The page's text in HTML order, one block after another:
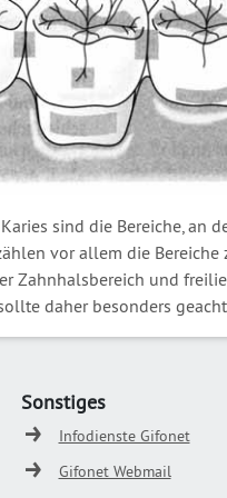
sind die Bereiche, an
vor allem die
Zahnhalsbereich und
daher besonders
Sonstiges
Infodienste Gifonet
Gifonet Webmail